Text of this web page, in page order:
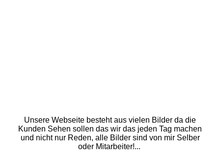
Unsere Webseite besteht aus vielen Bilder da die
Kunden Sehen sollen das wir das jeden Tag machen
und nicht nur Reden, alle Bilder sind von mir Selber
oder Mitarbeiter!...